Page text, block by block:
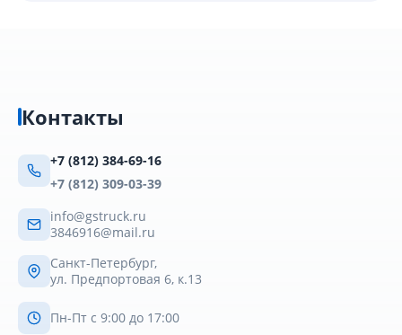
Контакты
+7 (812) 384-69-16
+7 (812) 309-03-39
info@gstruck.ru
3846916@mail.ru
Санкт-Петербург,
ул. Предпортовая 6, к.13
Пн-Пт с 9:00 до 17:00